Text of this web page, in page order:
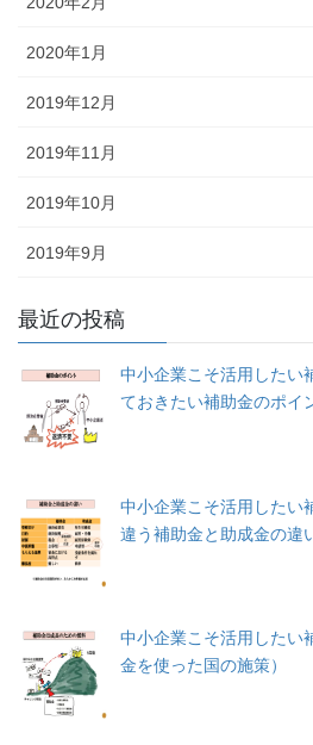
2020年1月
2019年12月
2019年11月
2019年10月
2019年9月
最近の投稿
中小企業こそ活用した
ておきたい補助金のポイ
中小企業こそ活用した
違う補助金と助成金の違
中小企業こそ活用した
金を使った国の施策）